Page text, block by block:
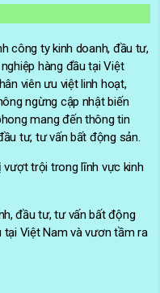
công ty kinh doanh, đầu tư,
hàng đầu tại Việt
viên ưu việt linh hoạt,
ngừng cập nhật biến
mang đến thông tin
tư, tư vấn bất động sản.
vượt trội trong lĩnh vực kinh
đầu tư, tư vấn bất động
tại Việt Nam và vươn tầm ra